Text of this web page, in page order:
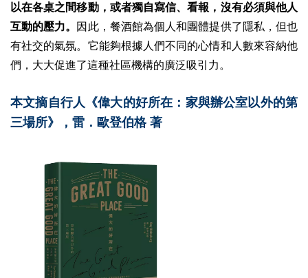
以在各桌之間移動，或者獨自寫信、看報，沒有必須與他人
互動的壓力。 因此，餐酒館為個人和團體提供了隱私，但也
有社交的氣氛。它能夠根據人們不同的心情和人數來容納他
們，大大促進了這種社區機構的廣泛吸引力。
本文摘自行人《偉大的好所在：家與辦公室以外的第
三場所》，雷．歐登伯格 著